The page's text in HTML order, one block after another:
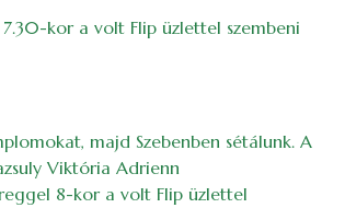
7.30-kor a volt Flip üzlettel szembeni
majd Szebenben sétálunk. A
Viktória Adrienn
8-kor a volt Flip üzlettel